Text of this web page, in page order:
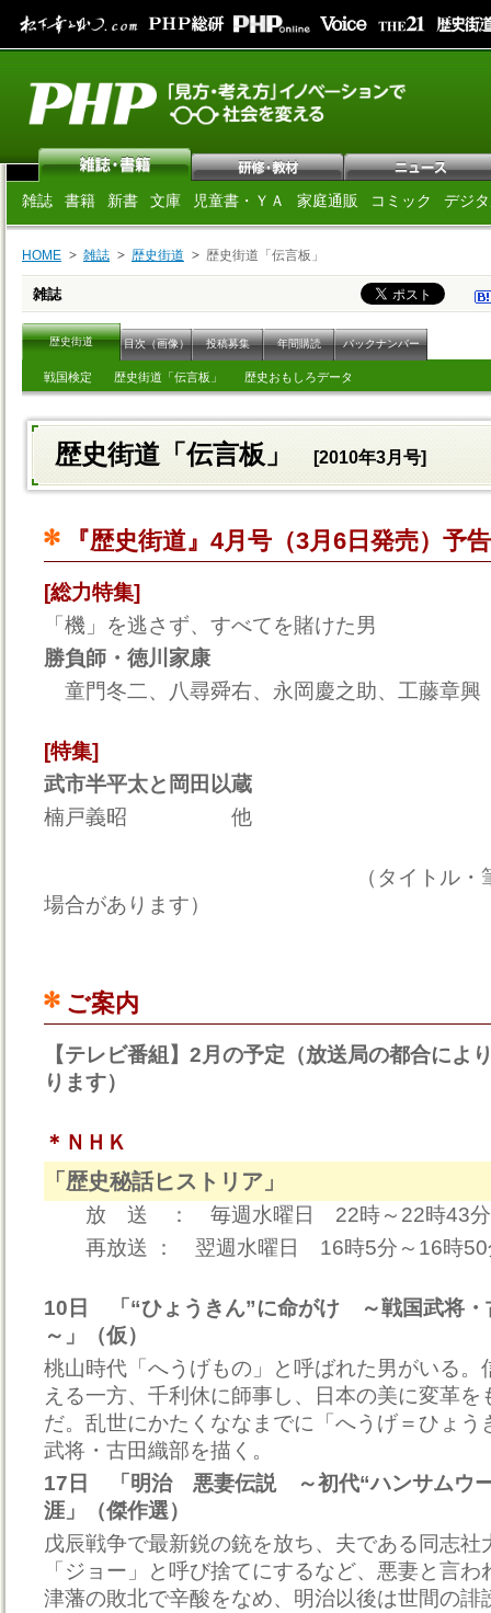
雑誌 書籍 新書 文庫 児童書・ＹＡ 家庭通販 コミック デジ
HOME 雑誌 歴史街道 歴史街道「伝言板」
雑誌
歴史街道 目次（画像） 投稿募集 年間購読 バックナンバー
戦国検定 歴史街道「伝言板」 歴史おもしろデータ
歴史街道「伝言板」 [2010年3月号]
『歴史街道』4月号（3月6日発売）予告
[総力特集]
「機」を逃さず、すべてを賭けた男
勝負師・徳川家康
童門冬二、八尋舜右、永岡慶之助、工藤章興
[特集]
武市半平太と岡田以蔵
楠戸義昭 他
（タイトル・筆者は一
場合があります）
ご案内
【テレビ番組】2月の予定（放送局の都合によ
ります）
＊ＮＨＫ
「歴史秘話ヒストリア」
放 送 ： 毎週水曜日 22時～22時43分
再放送 ： 翌週水曜日 16時5分～16時50
10日 「“ひょうきん”に命がけ ～戦国武将・
～」（仮）
桃山時代「へうげもの」と呼ばれた男がいる。
える一方、千利休に師事し、日本の美に変革を
だ。乱世にかたくななまでに「へうげ＝ひょう
武将・古田織部を描く。
17日 「明治 悪妻伝説 ～初代“ハンサムウー
涯」（傑作選）
戊辰戦争で最新鋭の銃を放ち、夫である同志社
「ジョー」と呼び捨てにするなど、悪妻と言
津藩の敗北で辛酸をなめ、明治以後は世間の誹